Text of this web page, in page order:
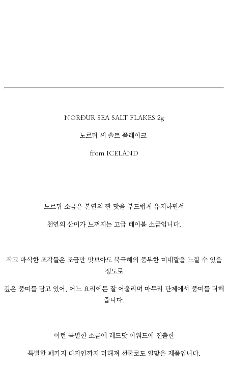
NORÐUR SEA SALT FLAKES 2g
노르뒤 씨 솔트 플레이크
from ICELAND
노르뒤 소금은 본연의 짠 맛을 부드럽게 유지하면서
천연의 산미가 느껴지는 고급 테이블 소금입니다.
작고 바삭한 조각들은 조금만 맛보아도 북극해의 풍부한 미네랄을 느낄 수 있을
정도로
깊은 풍미를 담고 있어, 어느 요리에든 잘 어울리며 마무리 단계에서 풍미를 더해
줍니다.
이런 특별한 소금에 레드닷 어워드에 진출한
특별한 패키지 디자인까지 더해져 선물로도 알맞은 제품입니다.